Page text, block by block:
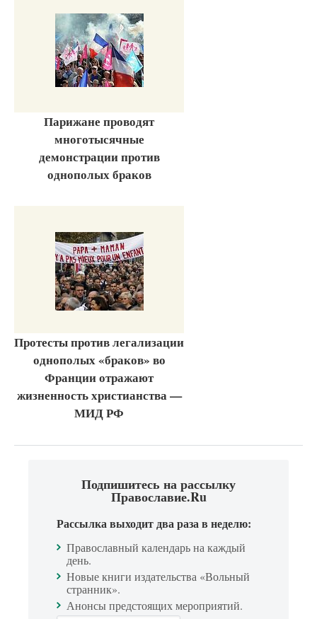
Парижане проводят
многотысячные
демонстрации против
однополых браков
Протесты против легализации
однополых «браков» во
Франции отражают
жизненность христианства —
МИД РФ
Подпишитесь на рассылку
Православие.Ru
Рассылка выходит два раза в неделю:
Православный календарь на каждый
день.
Новые книги издательства «Вольный
странник».
Анонсы предстоящих мероприятий.